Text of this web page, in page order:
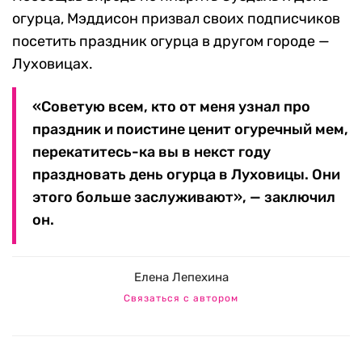
огурца, Мэддисон призвал своих подписчиков
посетить праздник огурца в другом городе —
Луховицах.
«Советую всем, кто от меня узнал про
праздник и поистине ценит огуречный мем,
перекатитесь-ка вы в некст году
праздновать день огурца в Луховицы. Они
этого больше заслуживают», — заключил
он.
Елена Лепехина
Связаться с автором